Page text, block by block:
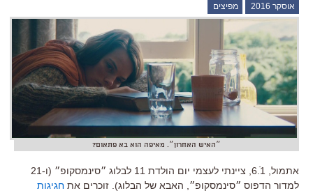
אוסקר 2016 מפיצים
״האיש האחרון״. מאיפה הוא בא פתאום?
אתמול, 6.1ֿ, ציינתי לעצמי יום הולדת 11 לבלוג ״סינמסקופ״ (ו-21
למדור הדפוס ״סינמסקופ״, האבא של הבלוג). זוכרים את חגיגות